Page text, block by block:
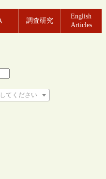
調査研究
English
Articles
てください
い